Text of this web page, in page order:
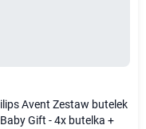
Avent Zestaw butelek
Baby Gift - 4x butelka +